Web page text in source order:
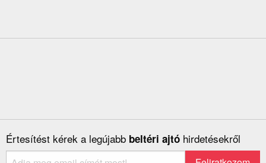
Értesítést kérek a legújabb beltéri ajtó hirdetésekről